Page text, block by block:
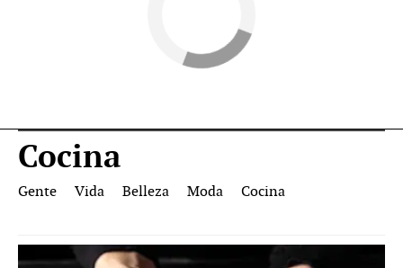
Cocina
Gente Vida Belleza Moda Cocina